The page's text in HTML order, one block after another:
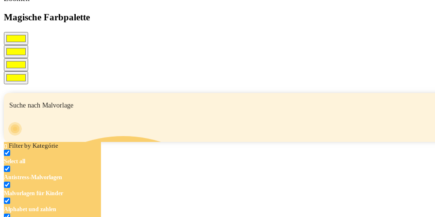
Magische Farbpalette
Filter by Kategórie
Select all
Antistress-Malvorlagen
Malvorlagen für Kinder
Alphabet und zahlen